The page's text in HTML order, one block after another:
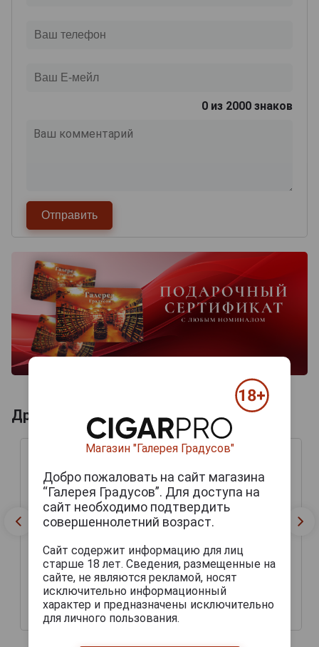
0 из 2000 знаков
Другие продукты бренда GURKHA
Gurkha Grand Reserve
Pyramid
3 205 руб.
Сигары Gurkha Grand
Reserva Robusto
Магазин "Галерея Градусов"
Добро пожаловать на сайт магазина
“Галерея Градусов”. Для доступа на
сайт необходимо подтвердить
совершеннолетний возраст.
Сайт содержит информацию для лиц
старше 18 лет. Сведения, размещенные на
сайте, не являются рекламой, носят
исключительно информационный
характер и предназначены исключительно
для личного пользования.